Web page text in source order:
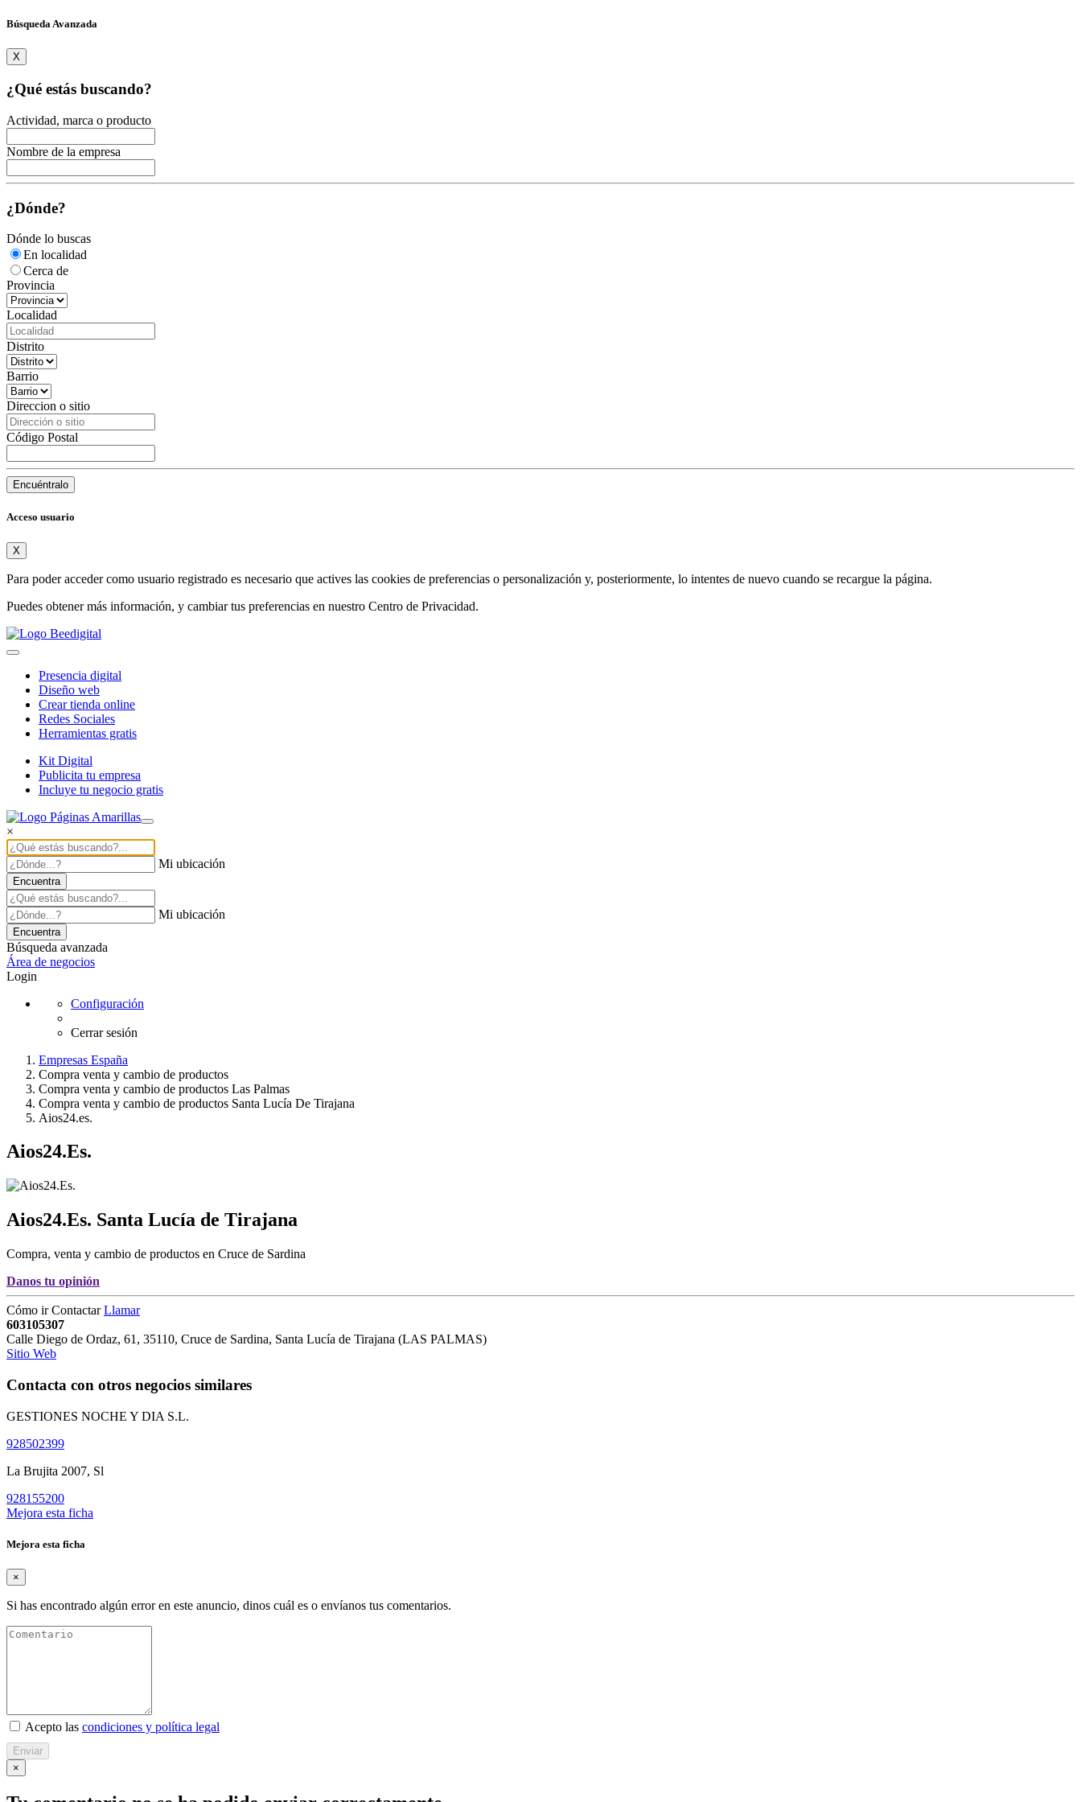
Búsqueda Avanzada
X
¿Qué estás buscando?
Actividad, marca o producto
Nombre de la empresa
¿Dónde?
Dónde lo buscas
En localidad
Cerca de
Provincia
Localidad
Distrito
Barrio
Direccion o sitio
Código Postal
Encuéntralo
Acceso usuario
X
Para poder acceder como usuario registrado es necesario que actives las cookies de preferencias o personalización y, posteriormente, lo intentes de nuevo cuando se recargue la página.
Puedes obtener más información, y cambiar tus preferencias en nuestro Centro de Privacidad.
Presencia digital
Diseño web
Crear tienda online
Redes Sociales
Herramientas gratis
Kit Digital
Publicita tu empresa
Incluye tu negocio gratis
×
Mi ubicación
Encuentra
Mi ubicación
Encuentra
Búsqueda avanzada
Área de negocios
Login
Configuración
Cerrar sesión
Empresas España
Compra venta y cambio de productos
Compra venta y cambio de productos Las Palmas
Compra venta y cambio de productos Santa Lucía De Tirajana
Aios24.es.
Aios24.Es.
Aios24.Es. Santa Lucía de Tirajana
Compra, venta y cambio de productos en Cruce de Sardina
Danos tu opinión
Cómo irContactarLlamar
603105307
Calle Diego de Ordaz, 61 , 35110, Cruce de Sardina, Santa Lucía de Tirajana (LAS PALMAS)
Sitio Web
Contacta con otros negocios similares
GESTIONES NOCHE Y DIA S.L.
928502399
La Brujita 2007, Sl
928155200
Mejora esta ficha
Mejora esta ficha
×
Si has encontrado algún error en este anuncio, dinos cuál es o envíanos tus comentarios.
Acepto las condiciones y política legal
Enviar
×